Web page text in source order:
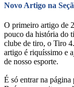
Novo Artigo na
O primeiro artigo de
pouco da história do
clube de tiro, o Tiro
artigo é riquíssimo e
de nosso esporte.
É só entrar na